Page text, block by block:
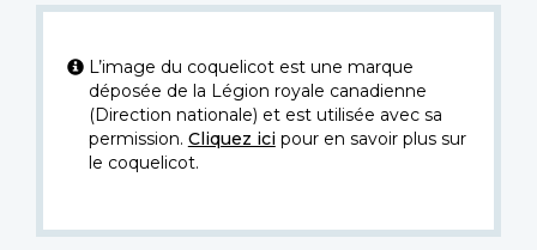
L’image du coquelicot est une marque
déposée de la Légion royale canadienne
(Direction nationale) et est utilisée avec sa
permission. Cliquez icipour en savoir plus sur
le coquelicot.